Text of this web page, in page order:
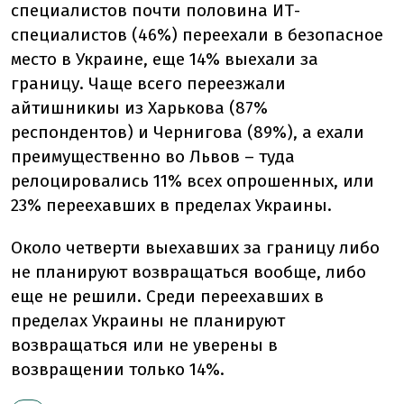
специалистов почти половина ИТ-
специалистов (46%) переехали в безопасное
место в Украине, еще 14% выехали за
границу. Чаще всего переезжали
айтишникиы из Харькова (87%
респондентов) и Чернигова (89%), а ехали
преимущественно во Львов – туда
релоцировались 11% всех опрошенных, или
23% переехавших в пределах Украины.
Около четверти выехавших за границу либо
не планируют возвращаться вообще, либо
еще не решили. Среди переехавших в
пределах Украины не планируют
возвращаться или не уверены в
возвращении только 14%.